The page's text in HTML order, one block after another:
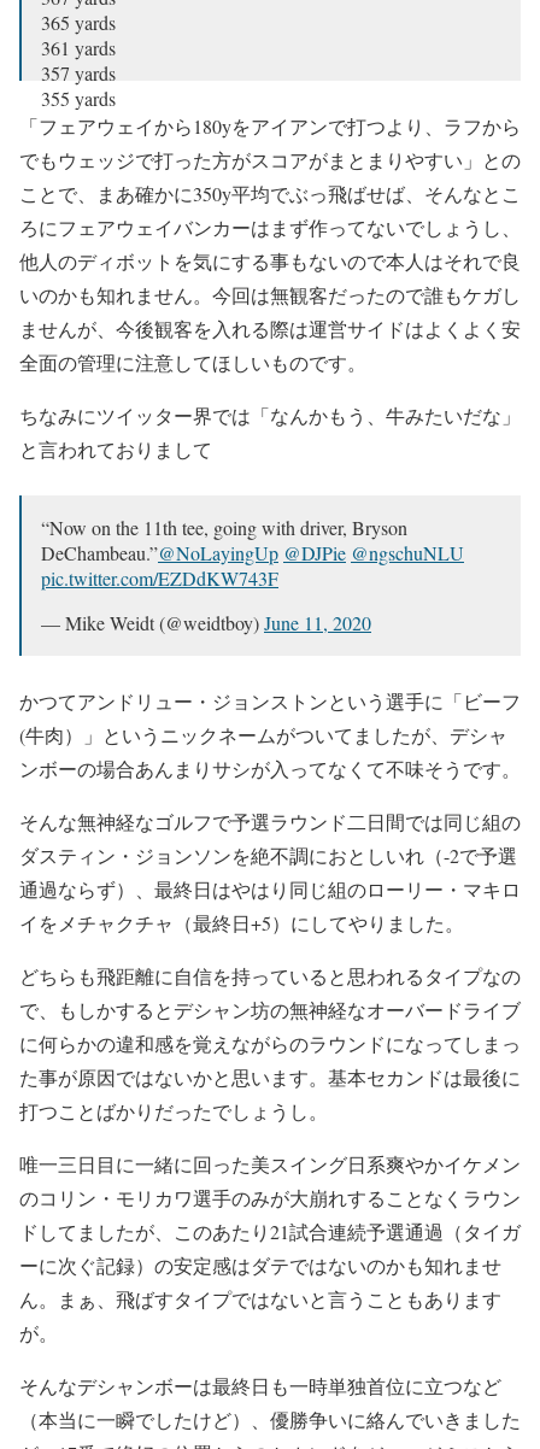
365 yards
361 yards
357 yards
355 yards
354 yards
354 yards
353 yards
349 yards
340 yards
340 yards
337 yards
335 yards
335 yards
334 yards
333 yards
330 yards
330 yards
pic.twitter.com/rylVNdm3Cd
— PGA TOUR (@PGATOUR)June 14, 2020
「フェアウェイから180yをアイアンで打つより、ラフから
でもウェッジで打った方がスコアがまとまりやすい」との
ことで、まあ確かに350y平均でぶっ飛ばせば、そんなとこ
ろにフェアウェイバンカーはまず作ってないでしょうし、
他人のディボットを気にする事もないので本人はそれで良
いのかも知れません。今回は無観客だったので誰もケガし
ませんが、今後観客を入れる際は運営サイドはよくよく安
全面の管理に注意してほしいものです。
ちなみにツイッター界では「なんかもう、牛みたいだな」
と言われておりまして
“Now on the 11th tee, going with driver, Bryson
DeChambeau.”@NoLayingUp @DJPie @ngschuNLU
pic.twitter.com/EZDdKW743F
— Mike Weidt (@weidtboy)June 11, 2020
かつてアンドリュー・ジョンストンという選手に「ビーフ
(牛肉）」というニックネームがついてましたが、デシャ
ンボーの場合あんまりサシが入ってなくて不味そうです。
そんな無神経なゴルフで予選ラウンド二日間では同じ組の
ダスティン・ジョンソンを絶不調におとしいれ（-2で予選
通過ならず）、最終日はやはり同じ組のローリー・マキロ
イをメチャクチャ（最終日+5）にしてやりました。
どちらも飛距離に自信を持っていると思われるタイプなの
で、もしかするとデシャン坊の無神経なオーバードライブ
に何らかの違和感を覚えながらのラウンドになってしまっ
た事が原因ではないかと思います。基本セカンドは最後に
打つことばかりだったでしょうし。
唯一三日目に一緒に回った美スイング日系爽やかイケメン
のコリン・モリカワ選手のみが大崩れすることなくラウン
ドしてましたが、このあたり21試合連続予選通過（タイガ
ーに次ぐ記録）の安定感はダテではないのかも知れませ
ん。まぁ、飛ばすタイプではないと言うこともあります
が。
そんなデシャンボーは最終日も一時単独首位に立つなど
（本当に一瞬でしたけど）、優勝争いに絡んでいきました